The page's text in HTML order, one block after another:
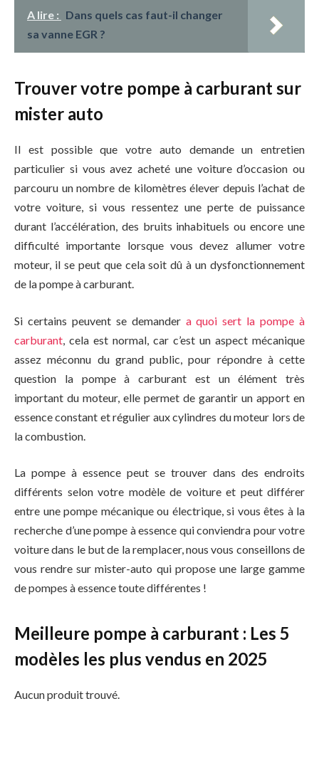
A lire : Dans quels cas faut-il changer
sa vanne EGR ?
Trouver votre pompe à carburant sur
mister auto
Il est possible que votre auto demande un entretien
particulier si vous avez acheté une voiture d’occasion ou
parcouru un nombre de kilomètres élever depuis l’achat de
votre voiture, si vous ressentez une perte de puissance
durant l’accélération, des bruits inhabituels ou encore une
difficulté importante lorsque vous devez allumer votre
moteur, il se peut que cela soit dû à un dysfonctionnement
de la pompe à carburant.
Si certains peuvent se demander a quoi sert la pompe à
carburant , cela est normal, car c’est un aspect mécanique
assez méconnu du grand public, pour répondre à cette
question la pompe à carburant est un élément très
important du moteur, elle permet de garantir un apport en
essence constant et régulier aux cylindres du moteur lors de
la combustion.
La pompe à essence peut se trouver dans des endroits
différents selon votre modèle de voiture et peut différer
entre une pompe mécanique ou électrique, si vous êtes à la
recherche d’une pompe à essence qui conviendra pour votre
voiture dans le but de la remplacer, nous vous conseillons de
vous rendre sur mister-auto qui propose une large gamme
de pompes à essence toute différentes !
Meilleure pompe à carburant : Les 5
modèles les plus vendus en 2025
Aucun produit trouvé.